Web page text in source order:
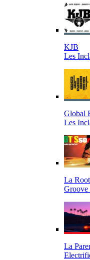
KJB
Les
Global
Les
La
Groove
La